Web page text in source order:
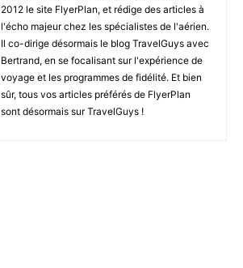
2012 le site FlyerPlan, et rédige des articles à
l'écho majeur chez les spécialistes de l'aérien.
Il co-dirige désormais le blog TravelGuys avec
Bertrand, en se focalisant sur l'expérience de
voyage et les programmes de fidélité. Et bien
sûr, tous vos articles préférés de FlyerPlan
sont désormais sur TravelGuys !